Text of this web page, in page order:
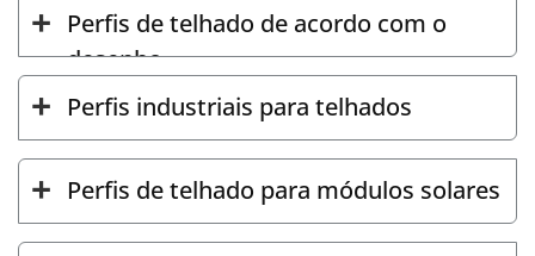
Perfis de telhado de acordo com o
desenho
Perfis industriais para telhados
Perfis de telhado para módulos solares